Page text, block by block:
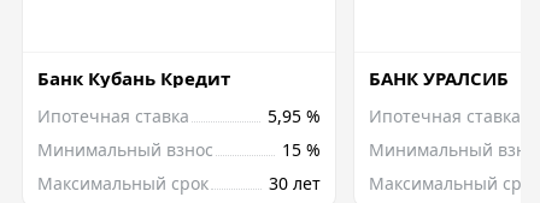
Банк Кубань Кредит
Ипотечная ставка
5,95 %
Минимальный взнос
15 %
Максимальный срок
30 лет
БАНК УРАЛСИБ
Ипотечная ставка
Минимальный
Максимальный срок